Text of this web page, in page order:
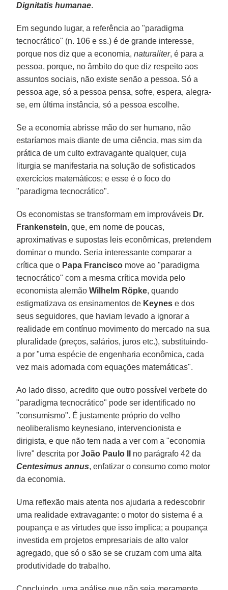
Dignitatis humanae.
Em segundo lugar, a referência ao "paradigma
tecnocrático" (n. 106 e ss.) é de grande interesse,
porque nos diz que a economia,naturaliter, é para a
pessoa, porque, no âmbito do que diz respeito aos
assuntos sociais, não existe senão a pessoa. Só a
pessoa age, só a pessoa pensa, sofre, espera, alegra-
se, em última instância, só a pessoa escolhe.
Se a economia abrisse mão do ser humano, não
estaríamos mais diante de uma ciência, mas sim da
prática de um culto extravagante qualquer, cuja
liturgia se manifestaria na solução de sofisticados
exercícios matemáticos; e esse é o foco do
"paradigma tecnocrático".
Os economistas se transformam em improváveis Dr.
Frankenstein, que, em nome de poucas,
aproximativas e supostas leis econômicas, pretendem
dominar o mundo. Seria interessante comparar a
crítica que o Papa Francisco move ao "paradigma
tecnocrático" com a mesma crítica movida pelo
economista alemãoWilhelm Röpke, quando
estigmatizava os ensinamentos de Keynes e dos
seus seguidores, que haviam levado a ignorar a
realidade em contínuo movimento do mercado na sua
pluralidade (preços, salários, juros etc.), substituindo-
a por "uma espécie de engenharia econômica, cada
vez mais adornada com equações matemáticas".
Ao lado disso, acredito que outro possível verbete do
"paradigma tecnocrático" pode ser identificado no
"consumismo". É justamente próprio do velho
neoliberalismo keynesiano, intervencionista e
dirigista, e que não tem nada a ver com a "economia
livre" descrita porJoão Paulo II
no parágrafo 42 da
Centesimus annus, enfatizar o consumo como motor
da economia.
Uma reflexão mais atenta nos ajudaria a redescobrir
uma realidade extravagante: o motor do sistema é a
poupança e as virtudes que isso implica; a poupança
investida em projetos empresariais de alto valor
agregado, que só o são se se cruzam com uma alta
produtividade do trabalho.